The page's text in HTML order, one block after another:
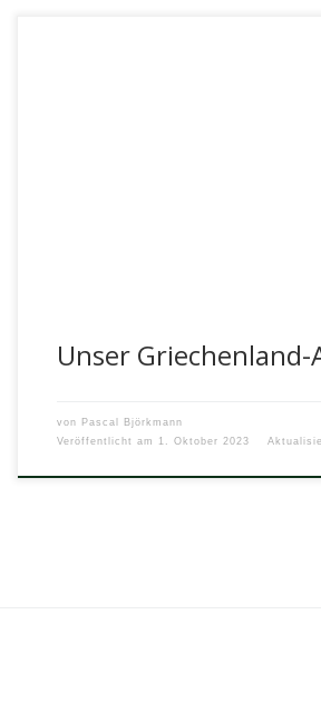
Unser Griechenland-
von Pascal Björkmann
Veröffentlicht am
1. Oktober 2023